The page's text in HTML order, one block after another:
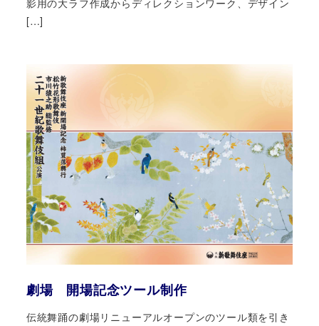
影用の大ラフ作成からディレクションワーク、デザイン
[…]
劇場 開場記念ツール制作
伝統舞踊の劇場リニューアルオープンのツール類を引き